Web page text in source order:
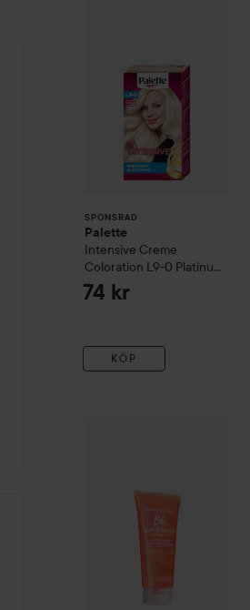
SPONSRAD
Palette
Intensive Creme
Coloration L9-0 Platinum
Blonde
74 kr
KÖP